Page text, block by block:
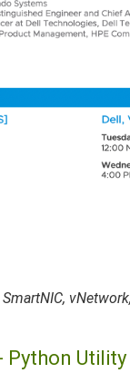
Python